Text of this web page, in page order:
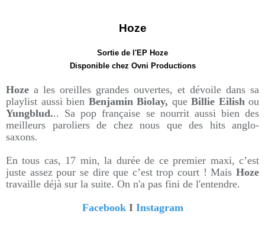
Hoze
Sortie de l'EP Hoze
Disponible chez Ovni Productions
Hoze a les oreilles grandes ouvertes, et dévoile dans sa
playlist aussi bien Benjamin Biolay, que Billie Eilish ou
Yungblud... Sa pop française se nourrit aussi bien des
meilleurs paroliers de chez nous que des hits anglo-
saxons.
En tous cas, 17 min, la durée de ce premier maxi, c’est
juste assez pour se dire que c’est trop court ! Mais Hoze
travaille déjà sur la suite. On n'a pas fini de l'entendre.
FacebookI Instagram